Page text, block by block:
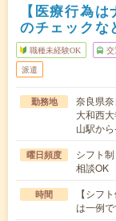
【医療行為
のチェックな
職種未経験OK 交
派遣
勤務地
奈良県
大和西
山駅か
曜日頻度
シフト
相談OK
時間
【シフ
は一例